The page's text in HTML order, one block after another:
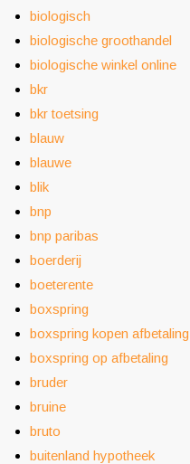
biologisch
biologische groothandel
biologische winkel online
bkr
bkr toetsing
blauw
blauwe
blik
bnp
bnp paribas
boerderij
boeterente
boxspring
boxspring kopen afbetaling
boxspring op afbetaling
bruder
bruine
bruto
buitenland hypotheek